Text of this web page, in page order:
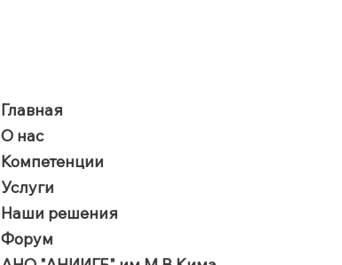
Главная
О нас
Компетенции
Услуги
Наши решения
Форум